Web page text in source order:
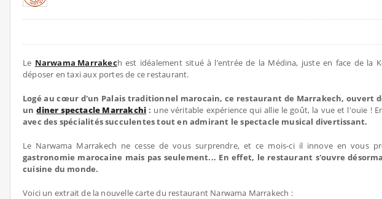
Le Narwama Marrakech est idéalement situé à l’entrée de la Médina, juste en face de la
déposer en taxi aux portes de ce restaurant.
Logé au cœur d'un Palais traditionnel marocain, ce restaurant de Marrakech, ouvert
undiner spectacle Marrakchi : une véritable expérience qui allie le goût, la vue et l'ouïe !
avec des spécialités succulentes tout en admirant le spectacle musical divertissant.
Le Narwama Marrakech ne cesse de vous surprendre, et ce mois-ci il innove en vous
gastronomie marocaine mais pas seulement... En effet, le restaurant s'ouvre
cuisine du monde.
Voici un extrait de la nouvelle carte du restaurant Narwama Marrakech :